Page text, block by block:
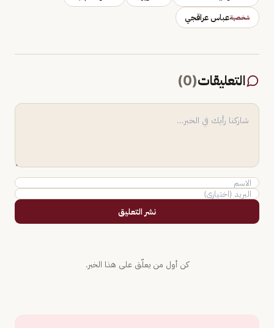
شخصيةعباس عراقجي
التعليقات(
0
)
نشر التعليق
كن أول من يعلّق على هذا الخبر.